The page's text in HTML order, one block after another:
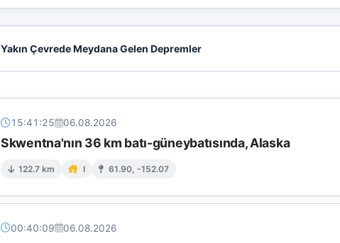
Yakın Çevrede Meydana Gelen Depremler
15:41:25 06.08.2026
Skwentna'nın 36 km batı-güneybatısında, Alaska
122.7 km I 61.90, -152.07
00:40:09 06.08.2026